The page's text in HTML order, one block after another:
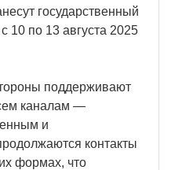
государственный
10 по 13 августа 2025
поддерживают
каналам —
и
контакты
формах, что